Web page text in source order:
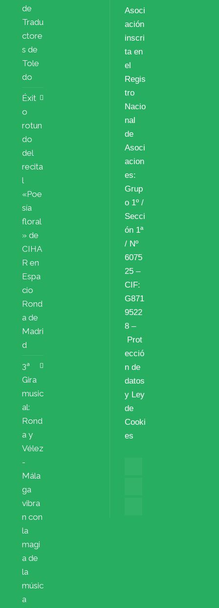
de
Tradu
ctore
s de
Tole
do
Éxit
o
rotun
do
del
recita
l
«Poe
sía
floral
» de
CIHA
R en
Espa
cio
Rond
a de
Madri
d
3ª
Gira
music
al:
Rond
a y
Vélez
-
Mála
ga
vibra
n con
la
magi
a de
la
músic
a
Asoci
ación
inscri
ta en
el
Regis
tro
Nacio
nal
de
Asoci
acion
es:
Grup
o 1º /
Secci
ón 1ª
/ Nº
6075
25 –
CIF:
G871
9522
8 –
Prot
ecció
n de
datos
y Ley
de
Cooki
es